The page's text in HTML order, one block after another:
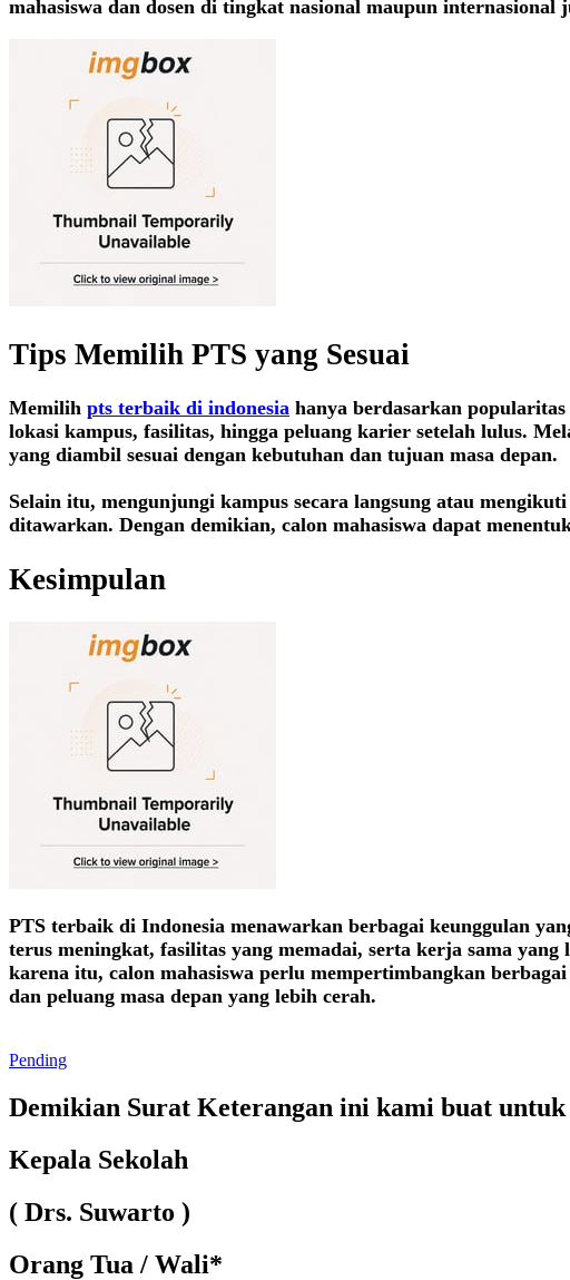
mahasiswa dan dosen di tingkat nasional maupun
Tips Memilih PTS yang Sesuai
Memilih pts terbaik di indonesia hanya berdasarkan
lokasi kampus, fasilitas, hingga peluang karier setelah lulus.
yang diambil sesuai dengan kebutuhan dan tujuan masa depan.
Selain itu, mengunjungi kampus secara langsung atau
ditawarkan. Dengan demikian, calon mahasiswa dapat
Kesimpulan
PTS terbaik di Indonesia menawarkan berbagai keunggulan
terus meningkat, fasilitas yang memadai, serta kerja sama
karena itu, calon mahasiswa perlu mempertimbangkan
dan peluang masa depan yang lebih cerah.
Pending
Demikian Surat Keterangan ini kami buat
Kepala Sekolah
( Drs. Suwarto )
Orang Tua / Wali*